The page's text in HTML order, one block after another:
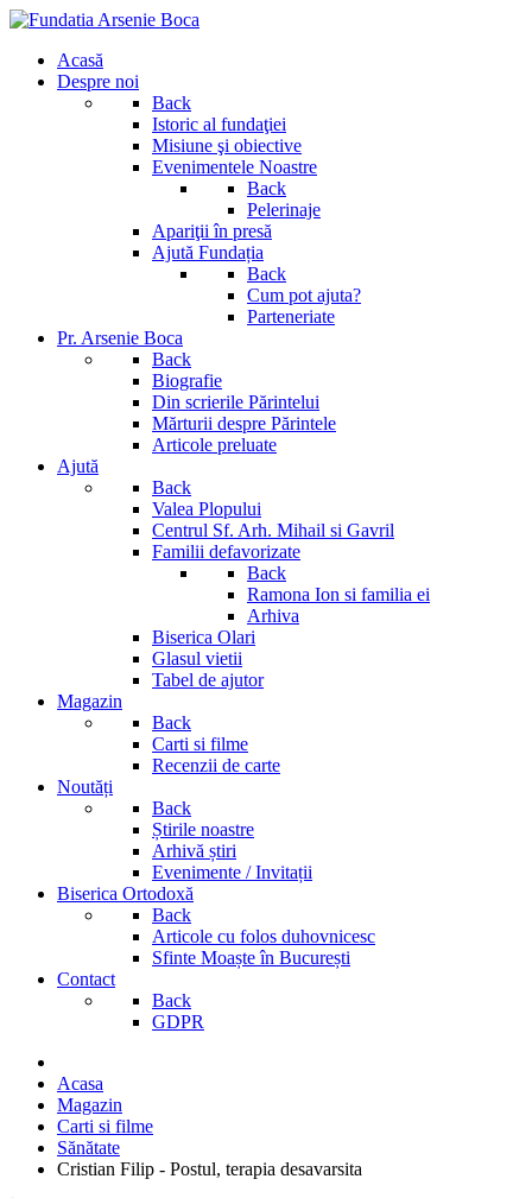
Acasă
Despre noi
Back
Istoric al fundaţiei
Misiune şi obiective
Evenimentele Noastre
Back
Pelerinaje
Apariţii în presă
Ajută Fundația
Back
Cum pot ajuta?
Parteneriate
Pr. Arsenie Boca
Back
Biografie
Din scrierile Părintelui
Mărturii despre Părintele
Articole preluate
Ajută
Back
Valea Plopului
Centrul Sf. Arh. Mihail si Gavril
Familii defavorizate
Back
Ramona Ion si familia ei
Arhiva
Biserica Olari
Glasul vietii
Tabel de ajutor
Magazin
Back
Carti si filme
Recenzii de carte
Noutăți
Back
Știrile noastre
Arhivă știri
Evenimente / Invitații
Biserica Ortodoxă
Back
Articole cu folos duhovnicesc
Sfinte Moaște în București
Contact
Back
GDPR
Acasa
Magazin
Carti si filme
Sănătate
Cristian Filip - Postul, terapia desavarsita